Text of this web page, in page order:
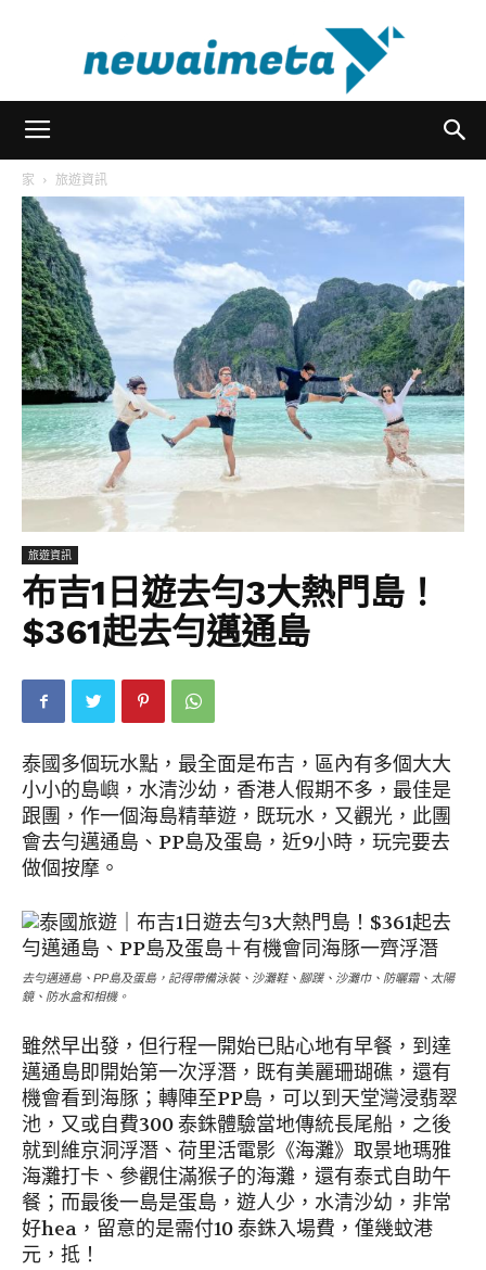
家 旅遊資訊
旅遊資訊
布吉1日遊去勻3大熱門島！
$361起去勻邁通島
泰國多個玩水點，最全面是布吉，區內有多個大大
小小的島嶼，水清沙幼，香港人假期不多，最佳是
跟團，作一個海島精華遊，既玩水，又觀光，此團
會去勻邁通島、PP島及蛋島，近9小時，玩完要去
做個按摩。
去勻邁通島、PP島及蛋島，記得帶備泳裝、沙灘鞋、腳蹼、沙灘巾、防曬霜、太陽
鏡、防水盒和相機。
雖然早出發，但行程一開始已貼心地有早餐，到達
邁通島即開始第一次浮潛，既有美麗珊瑚礁，還有
機會看到海豚；轉陣至PP島，可以到天堂灣浸翡翠
池，又或自費300 泰銖體驗當地傳統長尾船，之後
就到維京洞浮潛、荷里活電影《海灘》取景地瑪雅
海灘打卡、參觀住滿猴子的海灘，還有泰式自助午
餐；而最後一島是蛋島，遊人少，水清沙幼，非常
好hea，留意的是需付10 泰銖入場費，僅幾蚊港
元，抵！